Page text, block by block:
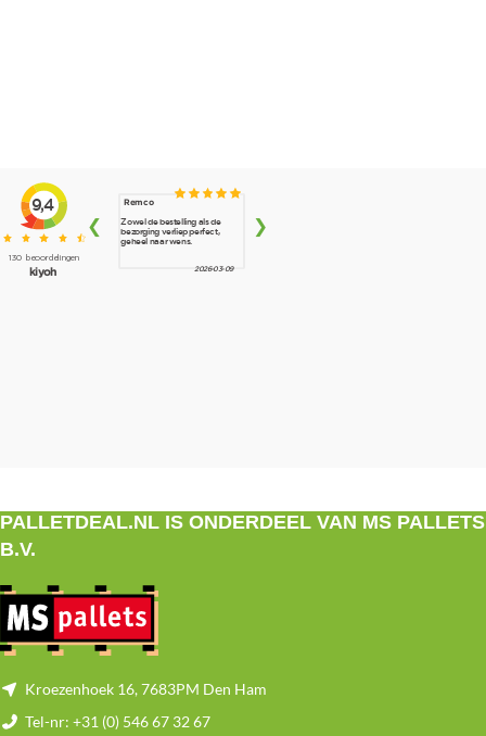
PALLETDEAL.NL IS ONDERDEEL VAN MS PALLETS
B.V.
Kroezenhoek 16, 7683PM Den Ham
Tel-nr: +31 (0) 546 67 32 67